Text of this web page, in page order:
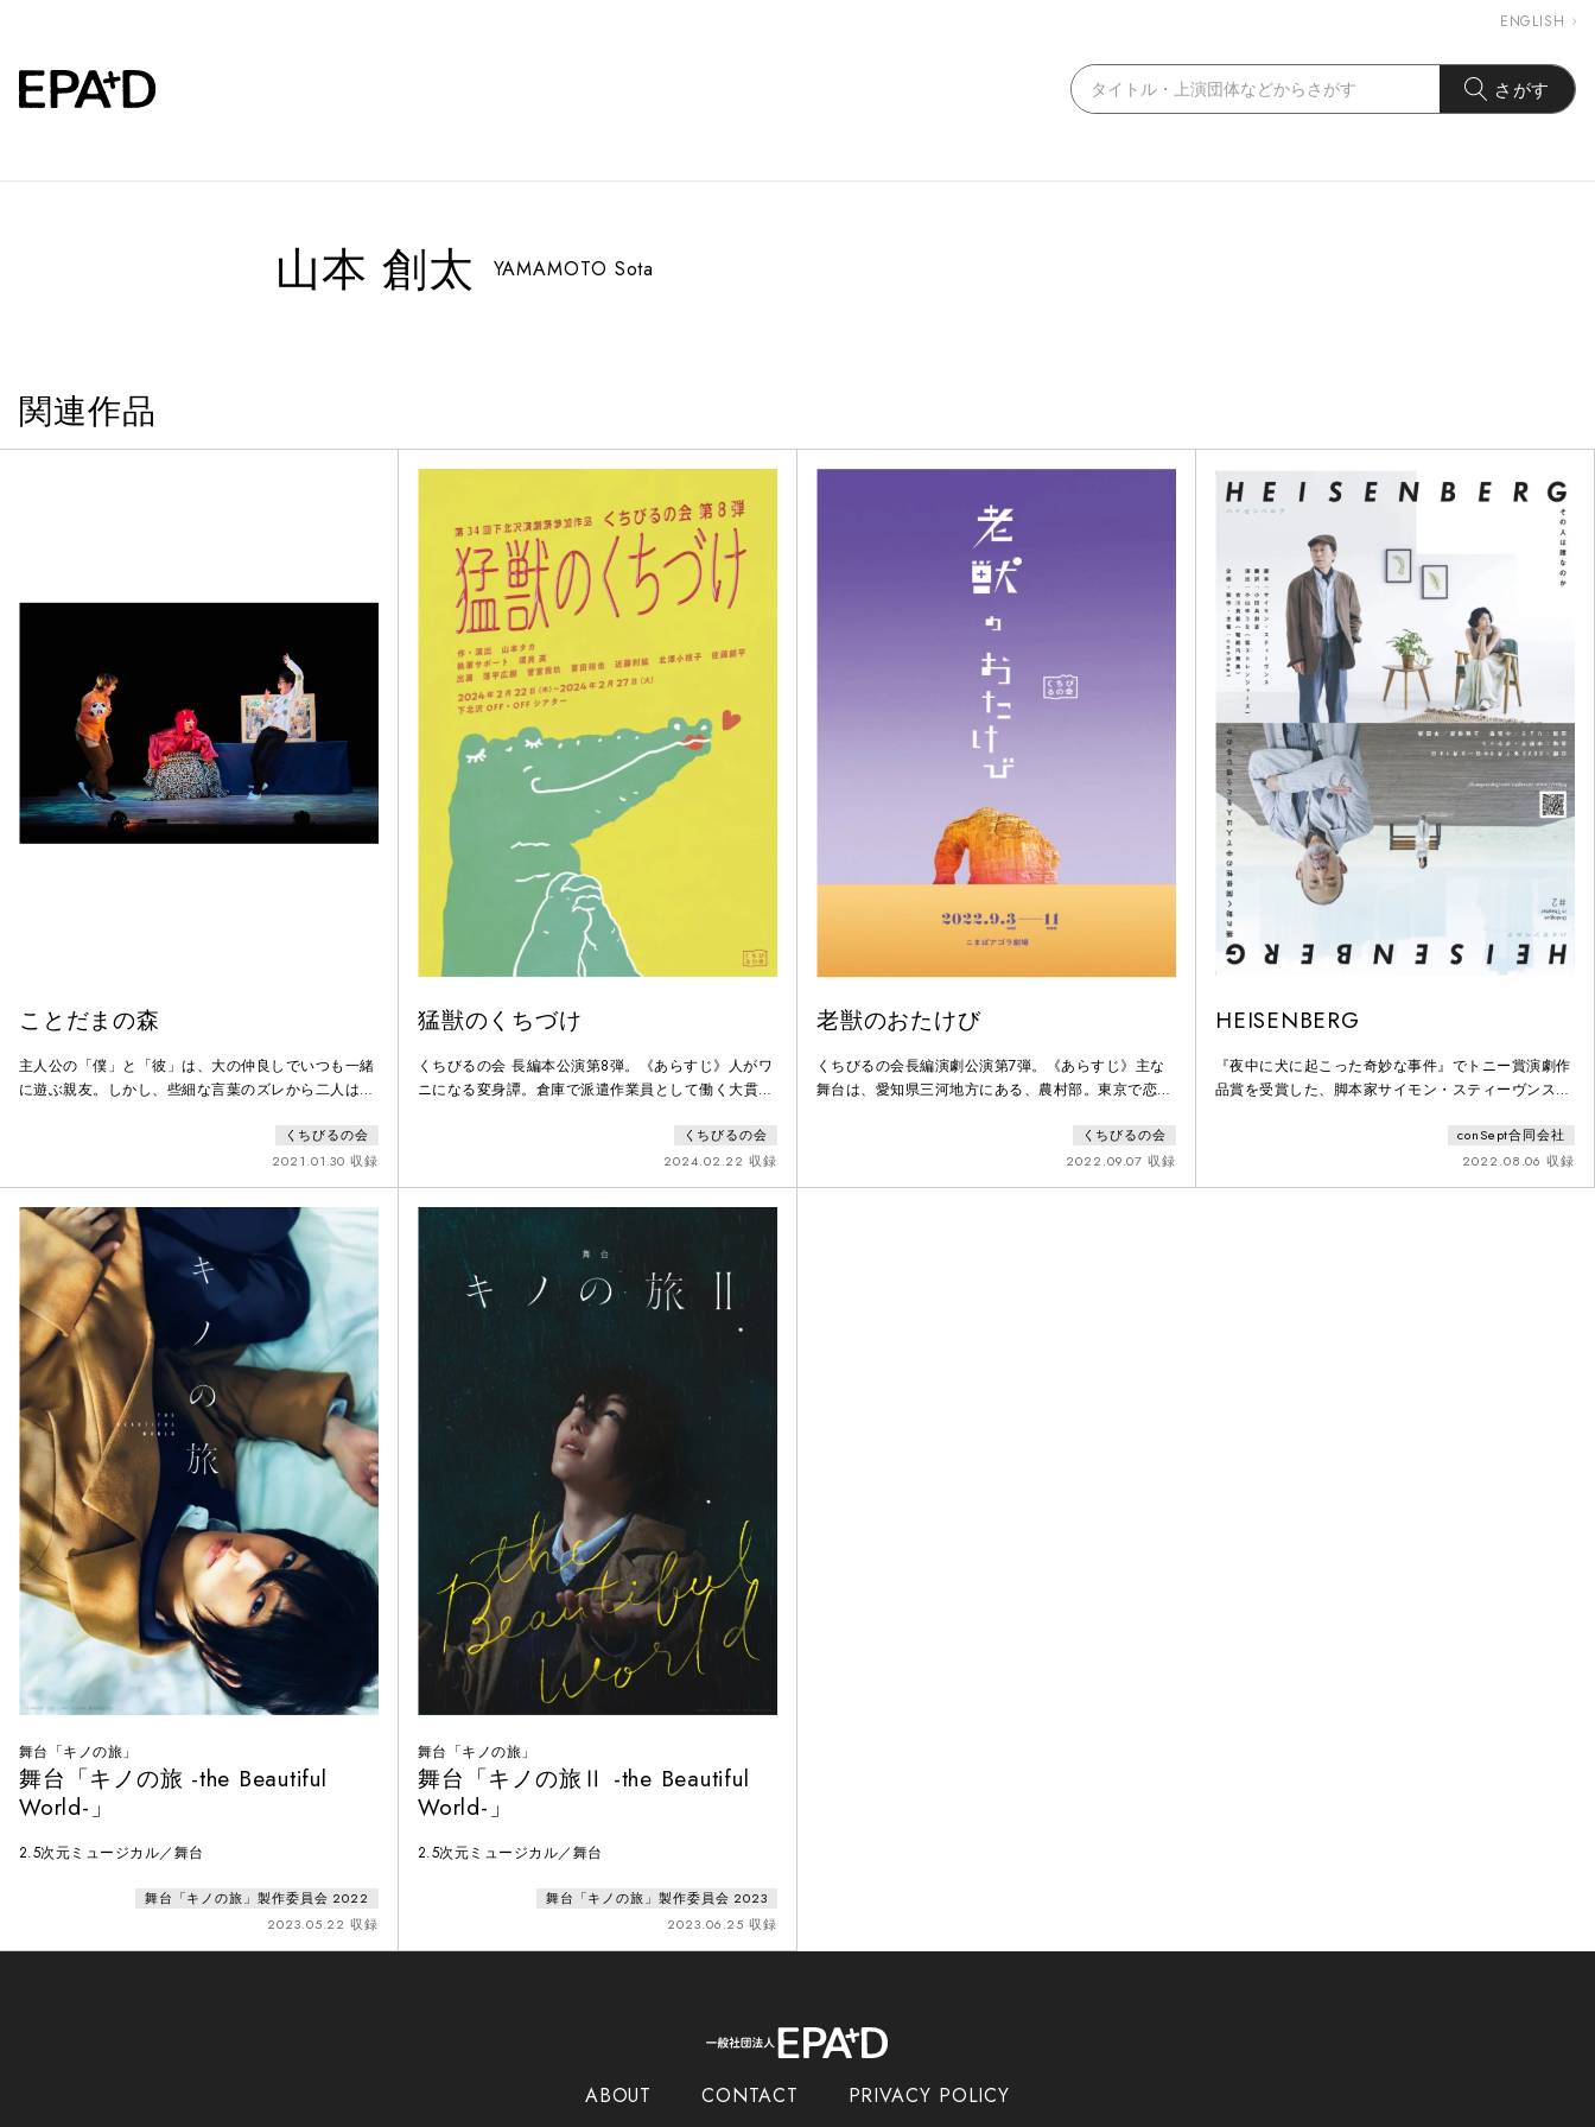
ENGLISH
さがす
山本 創太 YAMAMOTO Sota
関連作品
ことだまの森
主人公の「僕」と「彼」は、大の仲良しでいつも一緒
に遊ぶ親友。しかし、些細な言葉のズレから二人は喧
「僕」は、夢の中で、「ことのハの森」に迷い込む。
そこは、「言葉が“葉っぱ”になっている森」。いつの
間にか、「僕」が「彼」を気になっていた様に、
「彼」も「僕」を気にして、「ことの葉の森」に迷い
込んでいた。二人は、森の中で冒険をすることで、次
第に「仲直りの言葉
くちびるの会
2021.01.30 収録
猛獣のくちづけ
くちびるの会 長編本公演第8弾。《あらすじ》人がワ
ニになる変身譚。倉庫で派遣作業員として働く大貫
貫はカップ焼きそばに祈りを捧げた。「僕の様な孤独
な人々を救って下さい！ペヤング！」それから、同じ
倉庫で働く同僚を皮切りに、街の人々が次々とワニに
なる怪異が頻発する！生きるのが下手くそな人々がど
うにも愛らしくてたまらない、人間賛歌の物語。
くちびるの会
2024.02.22 収録
老獣のおたけび
くちびるの会長編演劇公演第7弾。《あらすじ》主な
舞台は、愛知県三河地方にある、農村部。東京で恋人
とに、ある日、兄の雅史(35)から電話がかかってくる
「親父の様子がおかしい、ちょっと様子見に行ってく
れないか」。明利が帰省すると、なんと徹は「象」に
くちびるの会
2022.09.07 収録
HEISENBERG
『夜中に犬に起こった奇妙な事件』でトニー賞演劇作
品賞を受賞した、脚本家サイモン・スティーヴンスに
いうタイトルが示すように、ドイツの物理学者である
ヴェルナー・カール・ハイゼンベルクの「不確定性原
理」を下敷きにしたこの作品は、「二つの離れた粒子
conSept合同会社
2022.08.06 収録
舞台「キノの旅」
舞台「キノの旅 -the Beautiful
World-」
2.5次元ミュージカル／舞台
舞台「キノの旅」製作委員会 2022
2023.05.22 収録
舞台「キノの旅」
舞台「キノの旅Ⅱ -the Beautiful
World-」
2.5次元ミュージカル／舞台
舞台「キノの旅」製作委員会 2023
2023.06.25 収録
ABOUT CONTACT PRIVACY POLICY